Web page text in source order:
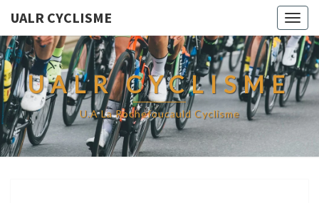
UALR CYCLISME
UALR CYCLISME
U.A La Rochefoucauld Cyclisme